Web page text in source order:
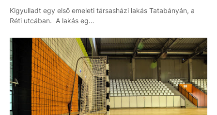
Kigyulladt egy első emeleti társasházi lakás Tatabányán, a
Réti utcában. A lakás eg…